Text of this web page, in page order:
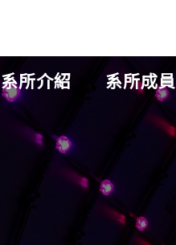
系所介紹 系所成員